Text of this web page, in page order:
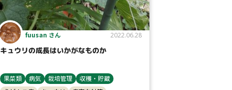
fuusan さん 2022.06.28
キュウリの成長はいかがなものか
果菜類 病気 栽培管理
収穫・貯蔵